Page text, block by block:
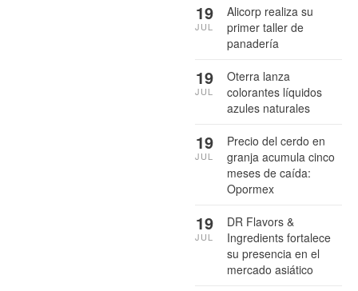
Alicorp realiza su
primer taller de
panadería
19
JUL
Oterra lanza
colorantes líquidos
azules naturales
19
JUL
Precio del cerdo en
granja acumula cinco
meses de caída:
Opormex
19
JUL
DR Flavors &
Ingredients fortalece
su presencia en el
mercado asiático
19
JUL